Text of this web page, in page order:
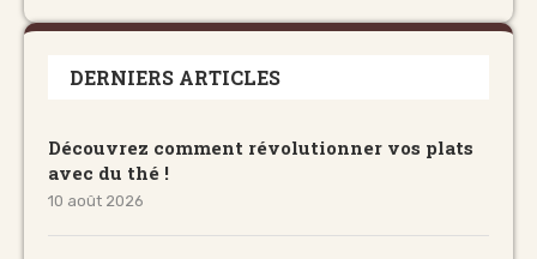
DERNIERS ARTICLES
Découvrez comment révolutionner vos plats
avec du thé !
10 août 2026